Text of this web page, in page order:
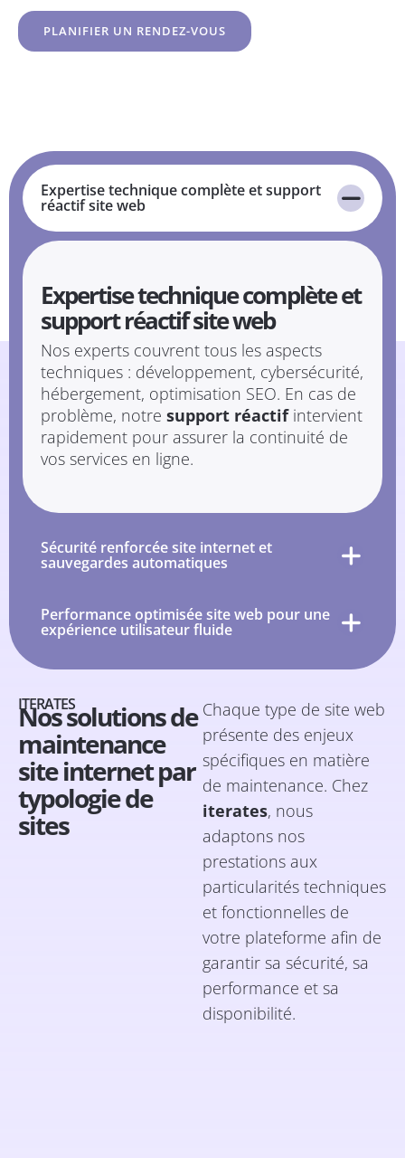
PLANIFIER UN RENDEZ-VOUS
Expertise technique complète et support
réactif site web
Expertise technique complète et
support réactif site web
Nos experts couvrent tous les aspects
techniques : développement, cybersécurité,
hébergement, optimisation SEO. En cas de
problème, notre support réactifintervient
rapidement pour assurer la continuité de
vos services en ligne.
Sécurité renforcée site internet et
sauvegardes automatiques
Performance optimisée site web pour une
expérience utilisateur fluide
ITERATES
Nos solutions de
maintenance
site internet par
typologie de
sites
Chaque type de site web
présente des enjeux
spécifiques en matière
de maintenance. Chez
iterates, nous
adaptons nos
prestations aux
particularités techniques
et fonctionnelles de
votre plateforme afin de
garantir sa sécurité, sa
performance et sa
disponibilité.